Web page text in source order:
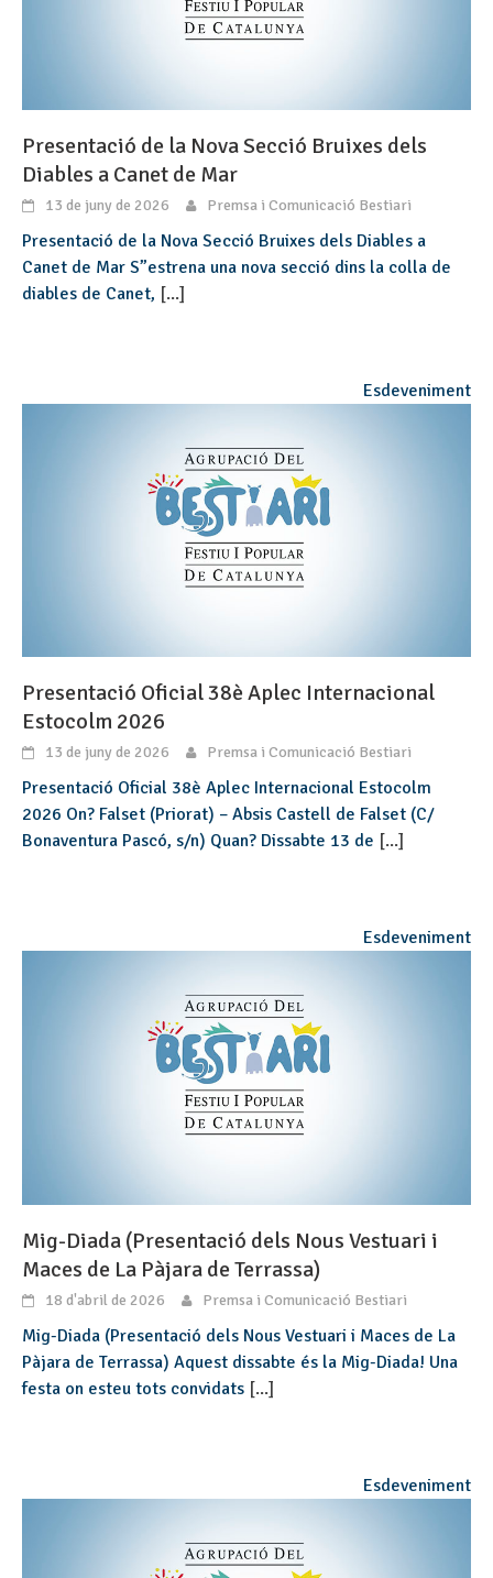
Presentació de la Nova Secció Bruixes dels
Diables a Canet de Mar
13 de juny de 2026 Premsa i Comunicació Bestiari
Presentació de la Nova Secció Bruixes dels Diables a
Canet de Mar S”estrena una nova secció dins la colla de
diables de Canet, [...]
Esdeveniment
Presentació Oficial 38è Aplec Internacional
Estocolm 2026
13 de juny de 2026 Premsa i Comunicació Bestiari
Presentació Oficial 38è Aplec Internacional Estocolm
2026 On? Falset (Priorat) – Absis Castell de Falset (C/
Bonaventura Pascó, s/n) Quan? Dissabte 13 de [...]
Esdeveniment
Mig-Diada (Presentació dels Nous Vestuari i
Maces de La Pàjara de Terrassa)
18 d'abril de 2026 Premsa i Comunicació Bestiari
Mig-Diada (Presentació dels Nous Vestuari i Maces de La
Pàjara de Terrassa) Aquest dissabte és la Mig-Diada! Una
festa on esteu tots convidats [...]
Esdeveniment